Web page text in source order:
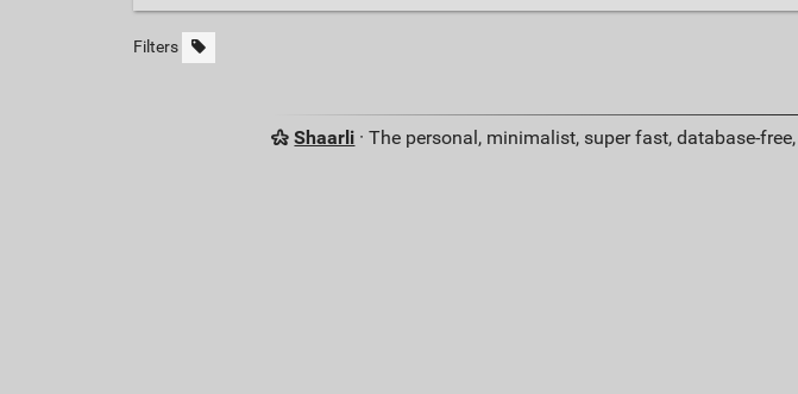
Filters
Shaarli · The personal, minimalist, super fast, database-